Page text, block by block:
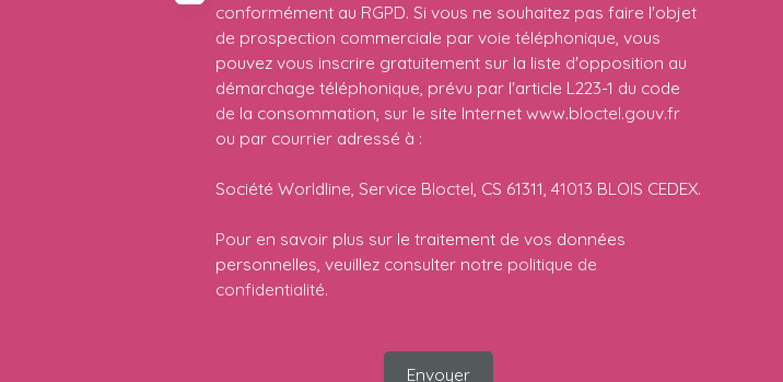
conformément au RGPD. Si vous ne souhaitez pas faire l'objet
de prospection commerciale par voie téléphonique, vous
pouvez vous inscrire gratuitement sur la liste d'opposition au
démarchage téléphonique, prévu par l'article L223-1 du code
de la consommation, sur le site Internet www.bloctel.gouv.fr
ou par courrier adressé à :
Société Worldline, Service Bloctel, CS 61311, 41013 BLOIS CEDEX.
Pour en savoir plus sur le traitement de vos données
personnelles, veuillez consulter notre politique de
confidentialité.
Envoyer